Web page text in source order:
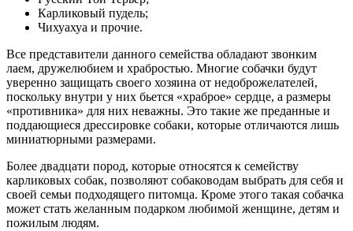
Карликовый пудель;
Чихуахуа и прочие.
Все представители данного семейства обладают звонким
лаем, дружелюбием и храбростью. Многие собачки будут
уверенно защищать своего хозяина от недоброжелателей,
поскольку внутри у них бьется «храброе» сердце, а размеры
«противника» для них неважны. Это такие же преданные и
поддающиеся дрессировке собаки, которые отличаются лишь
миниатюрными размерами.
Более двадцати пород, которые относятся к семейству
карликовых собак, позволяют собаководам выбрать для себя и
своей семьи подходящего питомца. Кроме этого такая собачка
может стать желанным подарком любимой женщине, детям и
пожилым людям.